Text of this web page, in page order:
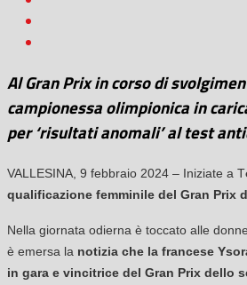
Al Gran Prix in corso di
campionessa olimpionica in
per ‘risultati anomali’ al test
VALLESINA, 9 febbraio 2024 – Iniziate a T
qualificazione femminile del Gran Prix
Nella giornata odierna è toccato alle
è emersa la notizia che la francese
in gara e vincitrice del Gran Prix dello